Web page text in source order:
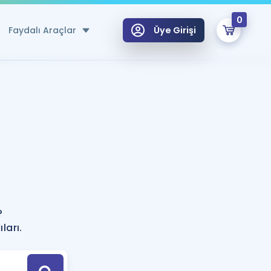
Faydalı Araçlar
Hesaplama Aracı
için Öneriler
Tek Takvimde
Üye Girişi
0
Hoca ile seni sınava hazırlayacak onlarca eğitim seni bekliyor!